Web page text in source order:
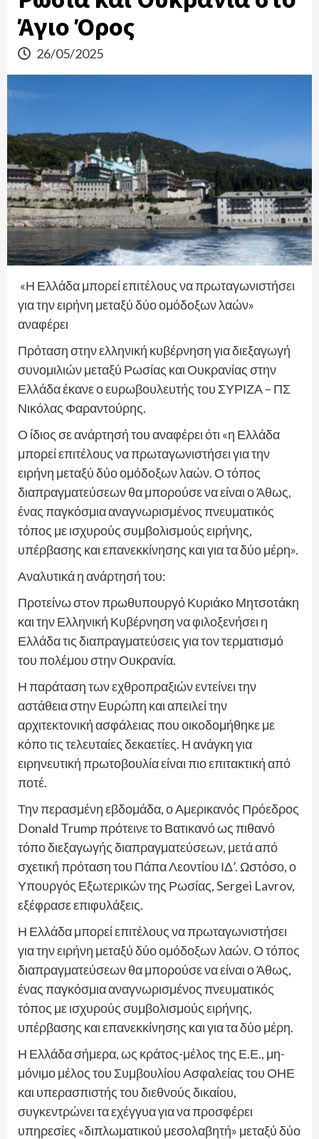
Άγιο Όρος
26/05/2025
«Η Ελλάδα μπορεί επιτέλους να πρωταγωνιστήσει
για την ειρήνη μεταξύ δύο ομόδοξων λαών»
αναφέρει
Πρόταση στην ελληνική κυβέρνηση για διεξαγωγή
συνομιλιών μεταξύ Ρωσίας και Ουκρανίας στην
Ελλάδα έκανε ο ευρωβουλευτής του ΣΥΡΙΖΑ – ΠΣ
Νικόλας Φαραντούρης.
Ο ίδιος σε ανάρτησή του αναφέρει ότι «η Ελλάδα
μπορεί επιτέλους να πρωταγωνιστήσει για την
ειρήνη μεταξύ δύο ομόδοξων λαών. Ο τόπος
διαπραγματεύσεων θα μπορούσε να είναι ο Άθως,
ένας παγκόσμια αναγνωρισμένος πνευματικός
τόπος με ισχυρούς συμβολισμούς ειρήνης,
υπέρβασης και επανεκκίνησης και για τα δύο μέρη».
Αναλυτικά η ανάρτησή του:
Προτείνω στoν πρωθυπουργό Κυριάκο Μητσοτάκη
και την Ελληνική Κυβέρνηση να φιλοξενήσει η
Ελλάδα τις διαπραγματεύσεις για τον τερματισμό
του πολέμου στην Ουκρανία.
Η παράταση των εχθροπραξιών εντείνει την
αστάθεια στην Ευρώπη και απειλεί την
αρχιτεκτονική ασφάλειας που οικοδομήθηκε με
κόπο τις τελευταίες δεκαετίες. Η ανάγκη για
ειρηνευτική πρωτοβουλία είναι πιο επιτακτική από
ποτέ.
Την περασμένη εβδομάδα, ο Αμερικανός Πρόεδρος
Donald Trump πρότεινε το Βατικανό ως πιθανό
τόπο διεξαγωγής διαπραγματεύσεων, μετά από
σχετική πρόταση του Πάπα Λεοντίου ΙΔ’. Ωστόσο, ο
Υπουργός Εξωτερικών της Ρωσίας, Sergei Lavrov,
εξέφρασε επιφυλάξεις.
Η Ελλάδα μπορεί επιτέλους να πρωταγωνιστήσει
για την ειρήνη μεταξύ δύο ομόδοξων λαών. Ο τόπος
διαπραγματεύσεων θα μπορούσε να είναι ο Άθως,
ένας παγκόσμια αναγνωρισμένος πνευματικός
τόπος με ισχυρούς συμβολισμούς ειρήνης,
υπέρβασης και επανεκκίνησης και για τα δύο μέρη.
Η Ελλάδα σήμερα, ως κράτος-μέλος της Ε.Ε., μη-
μόνιμο μέλος του Συμβουλίου Ασφαλείας του ΟΗΕ
και υπερασπιστής του διεθνούς δικαίου,
συγκεντρώνει τα εχέγγυα για να προσφέρει
υπηρεσίες «διπλωματικού μεσολαβητή» μεταξύ δύο